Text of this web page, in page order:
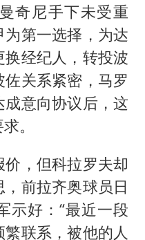
奇尼手下未受重
第一选择，为达
经纪人，转投波
关系紧密，马罗
意向协议后，这
。
，但科拉罗夫却
前拉齐奥球员日
示好：“最近一段
联系，被他的人